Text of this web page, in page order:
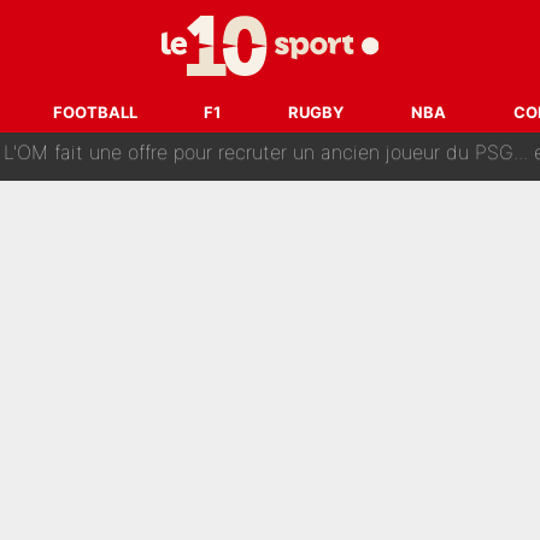
FOOTBALL F1 RUGBY NBA
annonce un premier problème pour Zinedine Zidane en
et va entrer dans une nouvelle dimension :
fait une offre pour recruter un ancien joueur du
Le PSG a dit non au transfert qui bat tous les records sur